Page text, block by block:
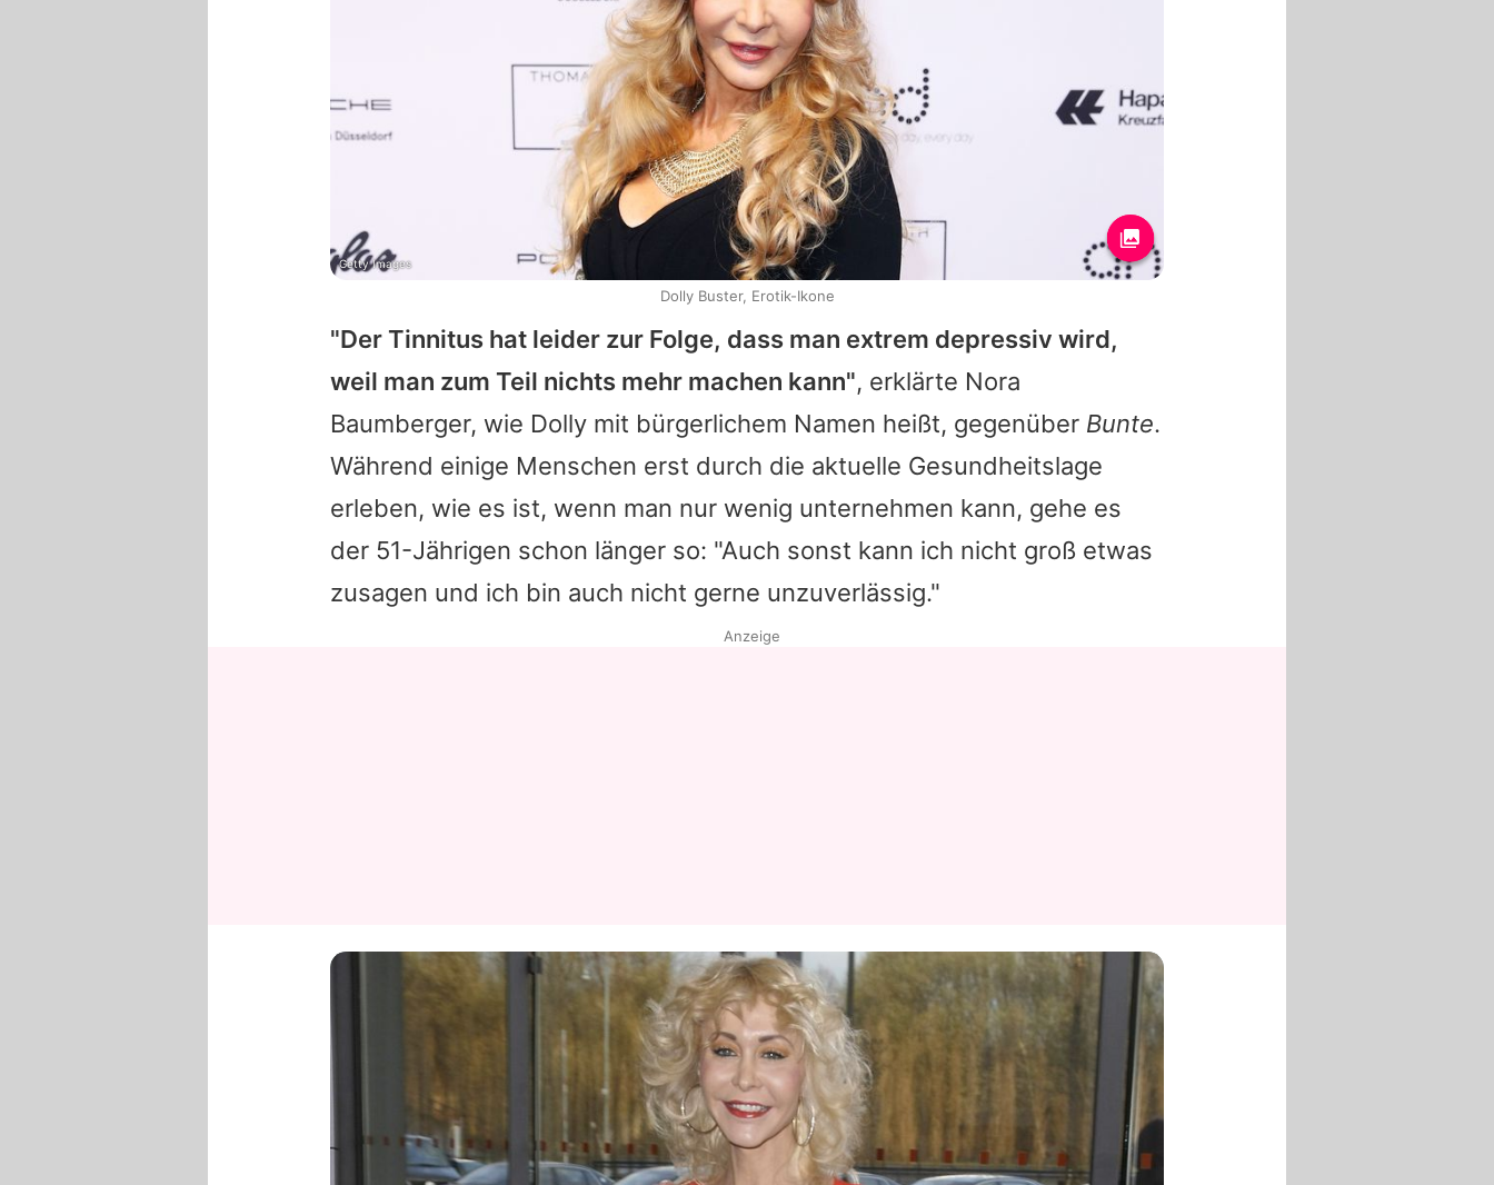
"Der Tinnitus hat leider zur Folge, dass man extrem depressiv wird,
weil man zum Teil nichts mehr machen kann", erklärte Nora
Baumberger, wie Dolly mit bürgerlichem Namen heißt, gegenüber Bunte.
Während einige Menschen erst durch die aktuelle Gesundheitslage
erleben, wie es ist, wenn man nur wenig unternehmen kann, gehe es
der 51-Jährigen schon länger so: "Auch sonst kann ich nicht groß etwas
zusagen und ich bin auch nicht gerne unzuverlässig."
Getty Images
Dolly Buster, Erotik-Ikone
Anzeige